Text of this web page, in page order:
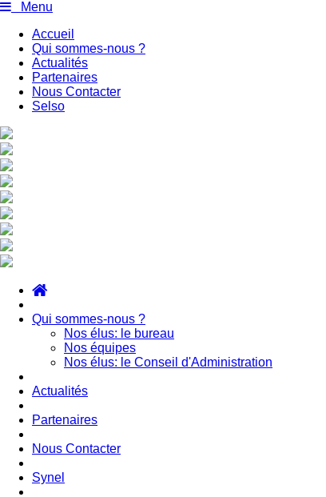
Menu
Accueil
Qui sommes-nous ?
Actualités
Partenaires
Nous Contacter
Selso
Qui sommes-nous ?
Nos élus: le bureau
Nos équipes
Nos élus: le Conseil d'Administration
Actualités
Partenaires
Nous Contacter
Synel